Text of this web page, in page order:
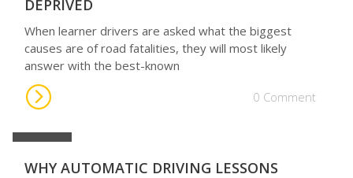
DEPRIVED
When learner drivers are asked what the biggest
causes are of road fatalities, they will most likely
answer with the best-known
0 Comment
15
WHY AUTOMATIC DRIVING LESSONS